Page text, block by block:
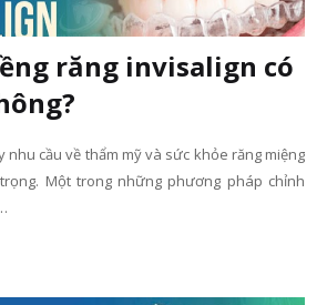
răng invisalign có
nhu cầu về thẩm mỹ và sức khỏe răng miệng
Một trong những phương pháp chỉnh